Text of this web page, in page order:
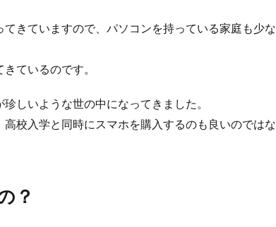
きていますので、パソコンを持っている家庭も少な
ているのです。
しいような世の中になってきました。
校入学と同時にスマホを購入するのも良いのではな
？